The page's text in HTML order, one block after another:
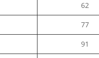
62
77
91